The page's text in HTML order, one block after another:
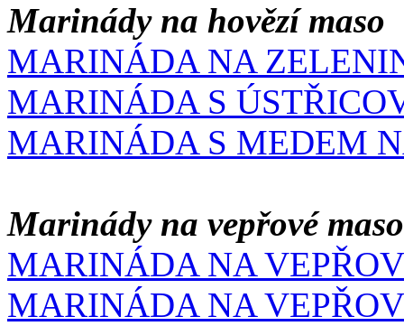
Marinády na hovězí maso
MARINÁDA NA
MARINÁDA S
MARINÁDA S MEDEM
Marinády na vepřové maso
MARINÁDA NA
MARINÁDA NA